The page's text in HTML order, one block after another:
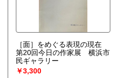
［面］をめぐる表現の現在
第20回今日の作家展 横浜市
民ギャラリー
￥3,300